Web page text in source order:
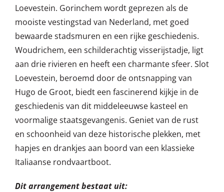
Loevestein. Gorinchem wordt geprezen als de
mooiste vestingstad van Nederland, met goed
bewaarde stadsmuren en een rijke geschiedenis.
Woudrichem, een schilderachtig visserijstadje, ligt
aan drie rivieren en heeft een charmante sfeer. Slot
Loevestein, beroemd door de ontsnapping van
Hugo de Groot, biedt een fascinerend kijkje in de
geschiedenis van dit middeleeuwse kasteel en
voormalige staatsgevangenis. Geniet van de rust
en schoonheid van deze historische plekken, met
hapjes en drankjes aan boord van een klassieke
Italiaanse rondvaartboot.
Dit arrangement bestaat uit: